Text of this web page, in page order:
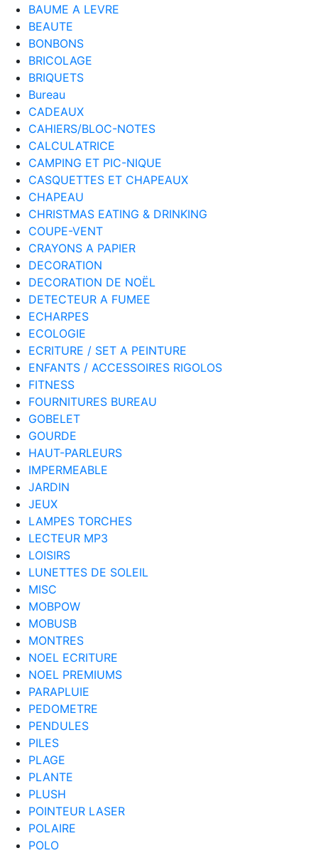
BAUME A LEVRE
BEAUTE
BONBONS
BRICOLAGE
BRIQUETS
Bureau
CADEAUX
CAHIERS/BLOC-NOTES
CALCULATRICE
CAMPING ET PIC-NIQUE
CASQUETTES ET CHAPEAUX
CHAPEAU
CHRISTMAS EATING & DRINKING
COUPE-VENT
CRAYONS A PAPIER
DECORATION
DECORATION DE NOËL
DETECTEUR A FUMEE
ECHARPES
ECOLOGIE
ECRITURE / SET A PEINTURE
ENFANTS / ACCESSOIRES RIGOLOS
FITNESS
FOURNITURES BUREAU
GOBELET
GOURDE
HAUT-PARLEURS
IMPERMEABLE
JARDIN
JEUX
LAMPES TORCHES
LECTEUR MP3
LOISIRS
LUNETTES DE SOLEIL
MISC
MOBPOW
MOBUSB
MONTRES
NOEL ECRITURE
NOEL PREMIUMS
PARAPLUIE
PEDOMETRE
PENDULES
PILES
PLAGE
PLANTE
PLUSH
POINTEUR LASER
POLAIRE
POLO